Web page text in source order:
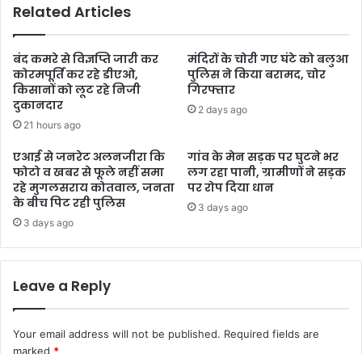
Related Articles
बंद कमरे से विज्ञप्ति जारी कर
कोरमपूर्ति कर रहे डीएओ,
किसानों को लूट रहे निजी
दुकानदार
21 hours ago
मंदिरों के चोरी गए घंटे को बलुआ
पुलिस ने किया बरामद, चोर
गिरफ्तार
2 days ago
एआई से जनरेट अलनजीरा कि
फोटो व खबर से फूले नहीं समा
रहे मुगलसराय कोतवाल, जनता
के बीच पिट रही पुलिस
3 days ago
गांव के मेन सड़क पर घुटने भर
लग रहा पानी, ग्रामीणों ने सड़क
पर रोप दिया धान
3 days ago
Leave a Reply
Your email address will not be published. Required fields are
marked *